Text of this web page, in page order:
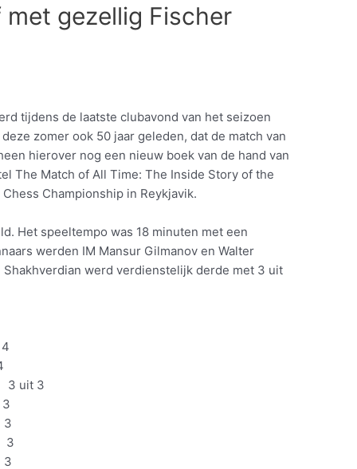
gezellig Fischer
tijdens de laatste clubavond van het seizoen
zomer ook 50 jaar geleden, dat de match van
hierover nog een nieuw boek van de hand van
The Match of All Time: The Inside Story of the
Championship in Reykjavik.
Het speeltempo was 18 minuten met een
werden IM Mansur Gilmanov en Walter
werd verdienstelijk derde met 3 uit
uit 3